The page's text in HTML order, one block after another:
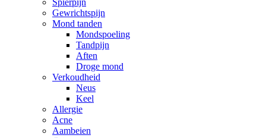
Gewrichtspijn
Mond tanden
Mondspoeling
Tandpijn
Aften
Droge mond
Verkoudheid
Neus
Keel
Allergie
Acne
Aambeien